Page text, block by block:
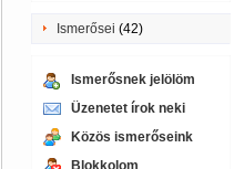
Ismerősei (42)
Ismerősnek jelölöm
Üzenetet írok neki
Közös ismerőseink
Blokkolom